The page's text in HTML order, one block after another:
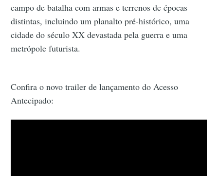
campo de batalha com armas e terrenos de épocas
distintas, incluindo um planalto pré-histórico, uma
cidade do século XX devastada pela guerra e uma
metrópole futurista.
Confira o novo trailer de lançamento do Acesso
Antecipado: